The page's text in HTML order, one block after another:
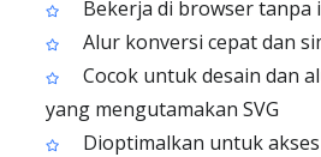
Bekerja di browser tanpa
Alur konversi cepat dan
Cocok untuk desain dan
yang mengutamakan SVG
Dioptimalkan untuk